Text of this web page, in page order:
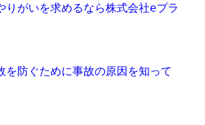
りがいを求めるなら株式会社eプラ
を防ぐために事故の原因を知って